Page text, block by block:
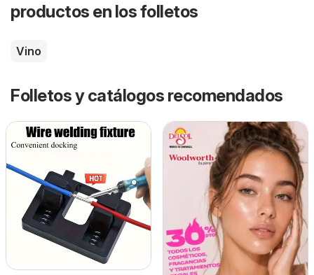
productos en los folletos
Vino
Folletos y catálogos recomendados